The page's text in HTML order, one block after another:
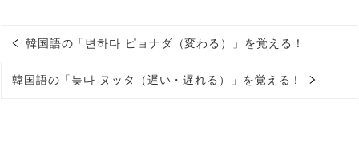
韓国語の「변하다 ピョナダ（変わる）」を覚える！
韓国語の「늦다 ヌッタ（遅い・遅れる）」を覚える！